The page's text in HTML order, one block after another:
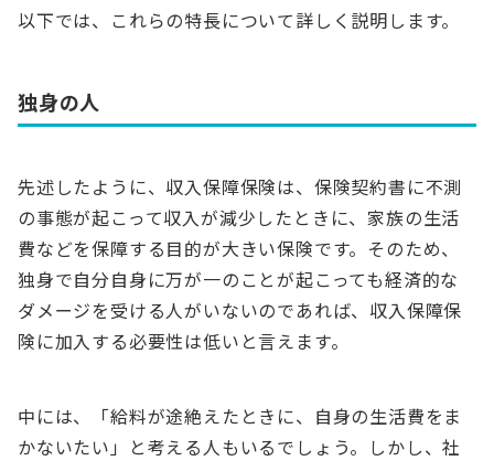
以下では、これらの特長について詳しく説明します。
独身の人
先述したように、収入保障保険は、保険契約書に不測
の事態が起こって収入が減少したときに、家族の生活
費などを保障する目的が大きい保険です。そのため、
独身で自分自身に万が一のことが起こっても経済的な
ダメージを受ける人がいないのであれば、収入保障保
険に加入する必要性は低いと言えます。
中には、「給料が途絶えたときに、自身の生活費をま
かないたい」と考える人もいるでしょう。しかし、社